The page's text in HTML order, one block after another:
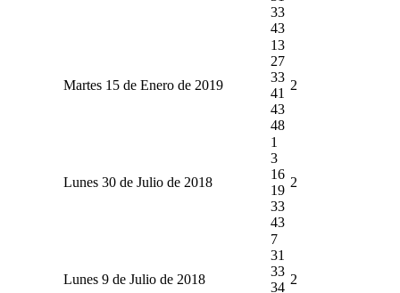
33
43
Martes 15 de Enero de 2019
13
27
33
41
43
48
2
Lunes 30 de Julio de 2018
1
3
16
19
33
43
2
Lunes 9 de Julio de 2018
7
31
33
34
2